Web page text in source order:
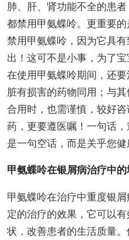
肺、肝、肾功能不全的患
都禁用甲氨蝶呤。更重要
禁用甲氨蝶呤，因为它具
出！这可不是小事，为了宝
在使用甲氨蝶呤期间，还
脏有损害的药物同用；与
合用时，也需谨慎，较好
药，更要遵医嘱！一句话
是一句空话，而是关乎您健
甲氨蝶呤在银屑病治疗中的
甲氨蝶呤在治疗中重度银
定的治疗的效果，它可以
状，改善患者的生活质量